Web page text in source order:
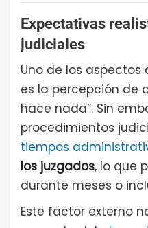
Expectativas
judiciales
Uno de los
es la percepción de
hace nada”. Sin
procedimientos
tiempos
los juzgados, lo que
durante meses o
Este factor externo